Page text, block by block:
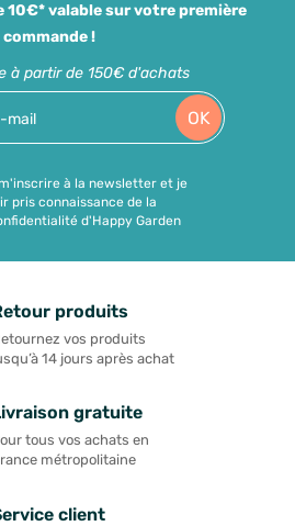
10€* valable sur votre première
commande !
à partir de 150€ d'achats
OK
à la newsletter et je
pris connaissance de la
d'Happy Garden
produits
vos produits
14 jours après achat
gratuite
tous vos achats en
métropolitaine
client